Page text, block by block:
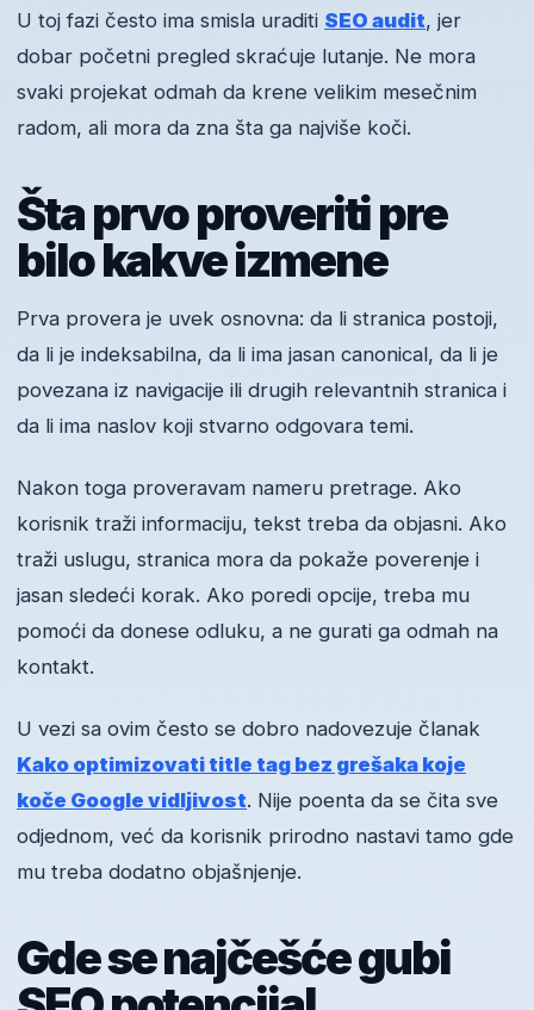
U toj fazi često ima smisla uraditi SEO audit, jer
dobar početni pregled skraćuje lutanje. Ne mora
svaki projekat odmah da krene velikim mesečnim
radom, ali mora da zna šta ga najviše koči.
Šta prvo proveriti pre
bilo kakve izmene
Prva provera je uvek osnovna: da li stranica postoji,
da li je indeksabilna, da li ima jasan canonical, da li je
povezana iz navigacije ili drugih relevantnih stranica i
da li ima naslov koji stvarno odgovara temi.
Nakon toga proveravam nameru pretrage. Ako
korisnik traži informaciju, tekst treba da objasni. Ako
traži uslugu, stranica mora da pokaže poverenje i
jasan sledeći korak. Ako poredi opcije, treba mu
pomoći da donese odluku, a ne gurati ga odmah na
kontakt.
U vezi sa ovim često se dobro nadovezuje članak
Kako optimizovati title tag bez grešaka koje
koče Google vidljivost. Nije poenta da se čita sve
odjednom, već da korisnik prirodno nastavi tamo gde
mu treba dodatno objašnjenje.
Gde se najčešće gubi